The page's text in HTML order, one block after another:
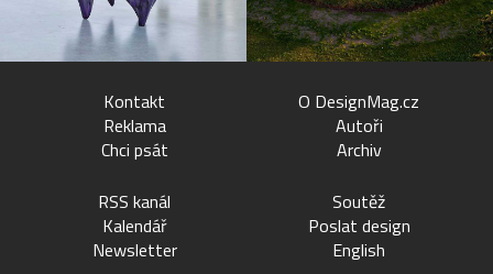
Kontakt
Reklama
Chci psát
O DesignMag.cz
Autoři
Archiv
RSS kanál
Kalendář
Newsletter
Soutěž
Poslat design
English